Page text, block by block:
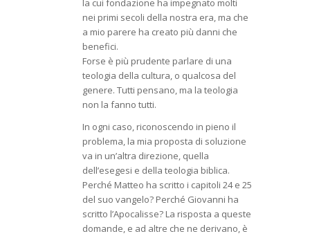
la cui fondazione ha impegnato molti
nei primi secoli della nostra era, ma che
a mio parere ha creato più danni che
benefici.
Forse è più prudente parlare di una
teologia della cultura, o qualcosa del
genere. Tutti pensano, ma la teologia
non la fanno tutti.
In ogni caso, riconoscendo in pieno il
problema, la mia proposta di soluzione
va in un’altra direzione, quella
dell’esegesi e della teologia biblica.
Perché Matteo ha scritto i capitoli 24 e 25
del suo vangelo? Perché Giovanni ha
scritto l’Apocalisse? La risposta a queste
domande, e ad altre che ne derivano, è